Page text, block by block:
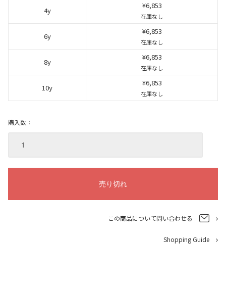
4y
¥6,853
在庫なし
6y
¥6,853
在庫なし
8y
¥6,853
在庫なし
10y
¥6,853
在庫なし
購入数：
この商品について問い合わせる
Shopping Guide